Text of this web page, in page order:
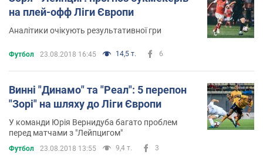
на плей-офф Ліги Європи
Аналітики очікують результативної гри
Футбол 23.08.2018 16:45 14,5 т. 6
Винні "Динамо" та "Реал": 5 перепон
"Зорі" на шляху до Ліги Європи
У команди Юрія Вернидуба багато проблем
перед матчами з "Лейпцигом"
Футбол 23.08.2018 13:55 9,4 т. 3